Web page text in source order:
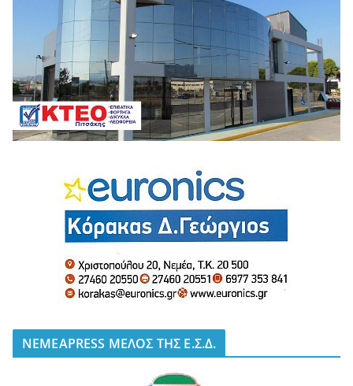
NEMEAPRESS ΜΕΛΟΣ ΤΗΣ Ε.Σ.Δ.